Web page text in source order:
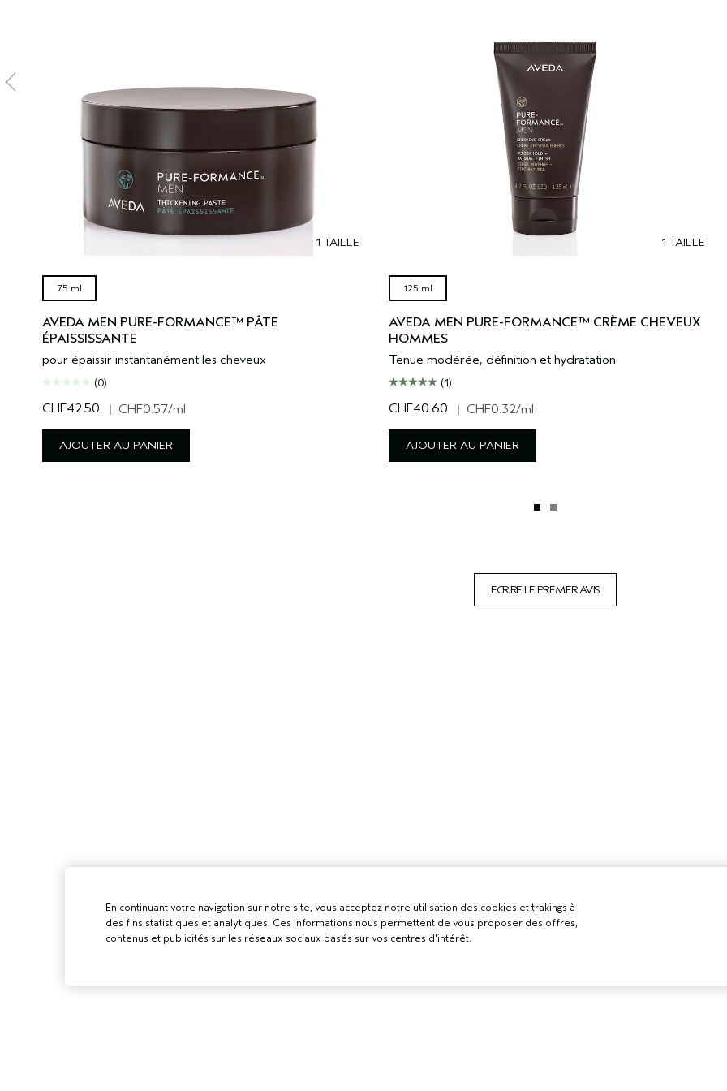
1 TAILLE
75 ml
AVEDA MEN PURE-FORMANCE™ PÂTE
ÉPAISSISSANTE
pour épaissir instantanément les cheveux
(0)
CHF42.50 | CHF0.57/ml
AJOUTER AU PANIER
1 TAILLE
125 ml
AVEDA MEN PURE-FORMANCE™ CRÈME CHEVEUX
HOMMES
Tenue modérée, définition et hydratation
(1)
CHF40.60 | CHF0.32/ml
AJOUTER AU PANIER
ECRIRE LE PREMIER AVIS
En continuant votre navigation sur notre site, vous acceptez notre utilisation des cookies et trakings à
des fins statistiques et analytiques. Ces informations nous permettent de vous proposer des offres,
contenus et publicités sur les réseaux sociaux basés sur vos centres d'intérêt.